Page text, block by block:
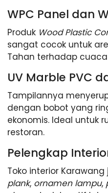
WPC Panel dan
Produk Wood Plastic
sangat cocok untuk
Tahan terhadap
UV Marble PVC
Tampilannya
dengan bobot yang
ekonomis. Ideal untuk
restoran.
Pelengkap
Toko interior
plank, ornamen lampu,